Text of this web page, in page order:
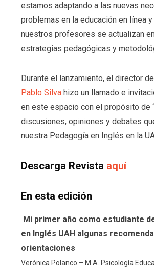
estamos adaptando a las nuevas
problemas en la educación en línea
nuestros profesores se actualizan
estrategias pedagógicas y
Durante el lanzamiento, el director
Pablo Silvahizo un llamado e
en este espacio con el propósito de
discusiones, opiniones y debates
nuestra Pedagogía en Inglés en la
Descarga Revista aquí
En esta edición
Mi primer año como estudiante
en Inglés UAH algunas
orientaciones
Verónica Polanco – M.A. Psicología